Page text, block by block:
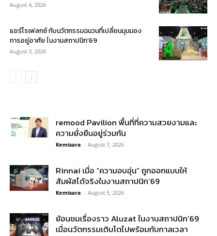
August 4, 2026
แอร์โรเฟลกซ์ กับนวัตกรรมฉนวนที่เปลี่ยนมุมมอง
การอยู่อาศัย ในงานสถาปนิก’69
August 3, 2026
remood Pavilion พื้นที่ที่ความสวยงามและ
ความยั่งยืนอยู่ร่วมกัน
Kemisara - August 7, 2026
Rinnai เมื่อ “ความอบอุ่น” ถูกออกแบบให้
สัมผัสได้จริงในงานสถาปนิก’69
Kemisara - August 5, 2026
ย้อนชมเรื่องราว Aluzat ในงานสถาปนิก’69
เมื่อนวัตกรรมเติบโตไปพร้อมกับกาลเวลา